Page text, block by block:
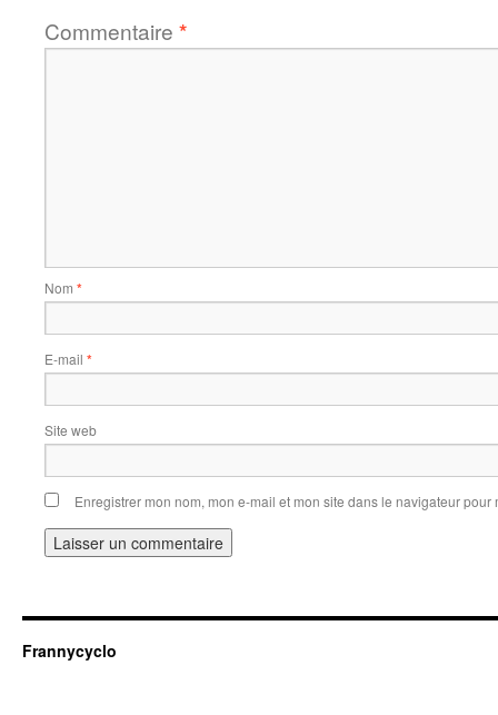
Commentaire *
Nom *
E-mail *
Site web
Enregistrer mon nom, mon e-mail et mon site dans le navigateur
Frannycyclo